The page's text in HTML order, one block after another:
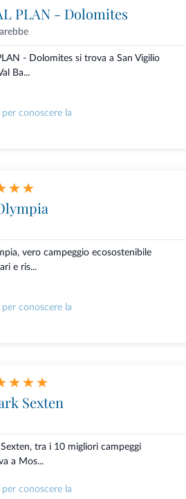
PLAN - Dolomites
- Dolomites si trova a San Vigilio
Ba...
per conoscere la
vero campeggio ecosostenibile
e ris...
per conoscere la
Sexten
Sexten, tra i 10 migliori campeggi
a Mos...
per conoscere la